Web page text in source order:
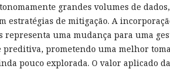
grandes volumes de
estratégias de mitigação. A
representa uma mudança para uma
preditiva, prometendo uma melhor
pouco explorada. O valor aplicado da